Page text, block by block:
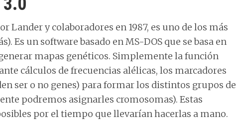
Lander y colaboradores en 1987, es uno de los más
Es un software basado en MS-DOS que se basa en
mapas genéticos. Simplemente la función
cálculos de frecuencias alélicas, los marcadores
ser o no genes) para formar los distintos grupos de
podremos asignarles cromosomas). Estas
por el tiempo que llevarían hacerlas a mano.